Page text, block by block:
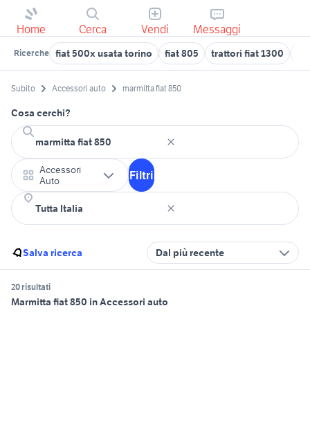
Home Cerca Vendi Messaggi
Ricerche fiat 500x usata torino fiat 805 trattori fiat 1300
Subito Accessori auto marmitta fiat 850
Cosa cerchi?
Accessori
Auto
Filtri
Salva ricerca Dal più recente
20 risultati
Marmitta fiat 850 in Accessori auto